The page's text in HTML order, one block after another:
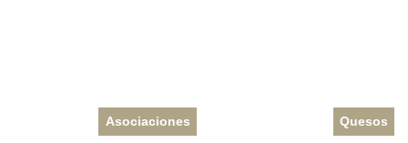
Asociaciones Quesos